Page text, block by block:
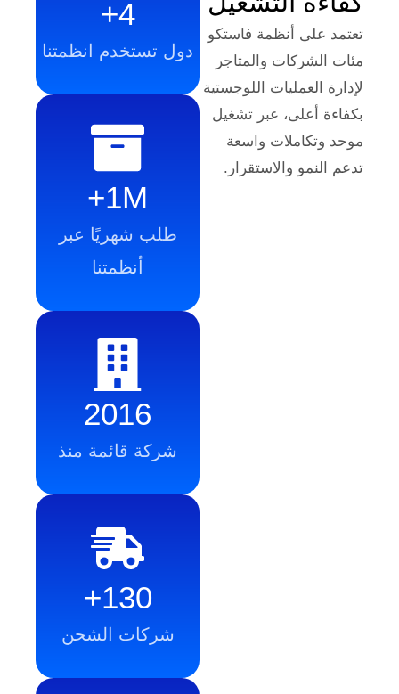
أنظمة فاستكو
والمتاجر
اللوجستية
عبر تشغيل
واسعة
والاستقرار.
4+
دول تستخدم انظمتنا
طلب شهريًا عبر
شركة قائمة منذ
شركات الشحن